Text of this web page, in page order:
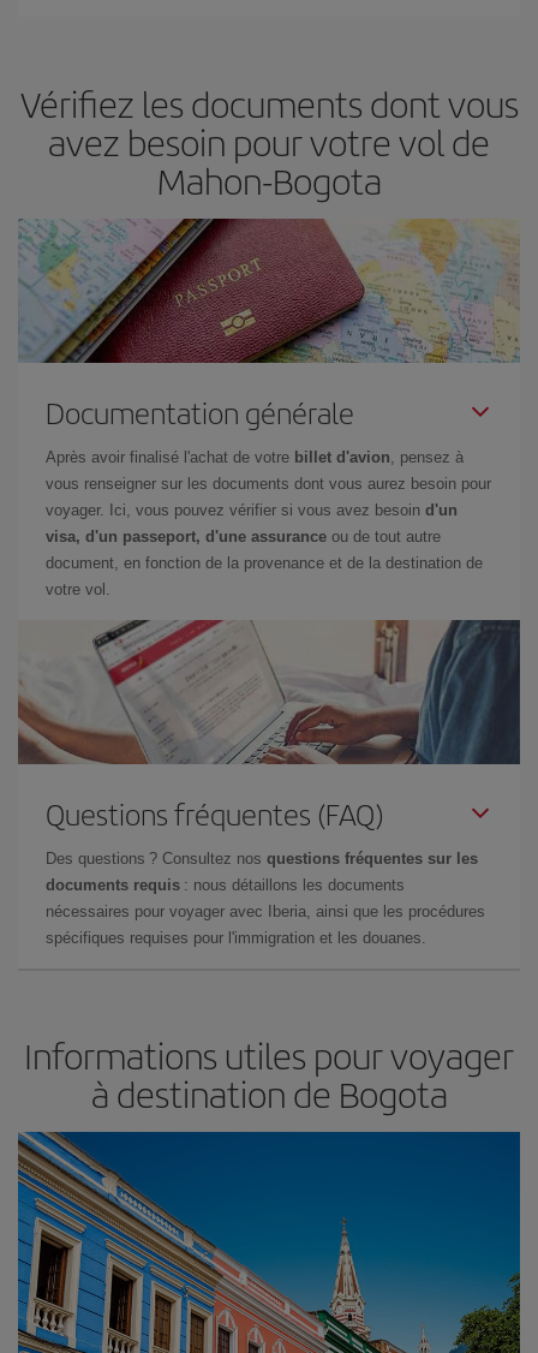
Vérifiez les documents dont vous
avez besoin pour votre vol de
Mahon-Bogota
Documentation générale
Après avoir finalisé l'achat de votre billet d'avion, pensez à
vous renseigner sur les documents dont vous aurez besoin pour
voyager. Ici, vous pouvez vérifier si vous avez besoin d'un
visa, d'un passeport, d'une assurance ou de tout autre
document, en fonction de la provenance et de la destination de
votre vol.
Questions fréquentes (FAQ)
Des questions ? Consultez nos questions fréquentes sur les
documents requis : nous détaillons les documents
nécessaires pour voyager avec Iberia, ainsi que les procédures
spécifiques requises pour l'immigration et les douanes.
Informations utiles pour voyager
à destination de Bogota